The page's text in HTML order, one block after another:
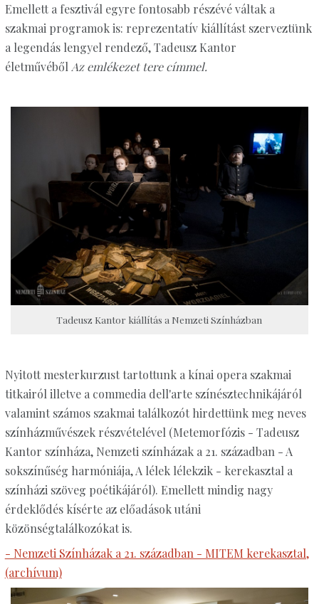
Emellett a fesztivál egyre fontosabb részévé váltak a
szakmai programok is: reprezentatív kiállítást szerveztünk
a legendás lengyel rendező, Tadeusz Kantor
életművéből Az emlékezet tere címmel.
Tadeusz Kantor kiállítás a Nemzeti Színházban
Nyitott mesterkurzust tartottunk a kínai opera szakmai
titkairól illetve a commedia dell'arte színésztechnikájáról
valamint számos szakmai találkozót hirdettünk meg neves
színházművészek részvételével (Metemorfózis - Tadeusz
Kantor színháza, Nemzeti színházak a 21. században - A
sokszínűség harmóniája, A lélek lélekzik - kerekasztal a
színházi szöveg poétikájáról). Emellett mindig nagy
érdeklődés kísérte az előadások utáni
közönségtalálkozókat is.
- Nemzeti Színházak a 21. században - MITEM kerekasztal,
(archívum)